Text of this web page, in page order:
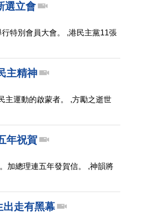
選立會
特別會員大會。 ,港民主黨11張
主精神
主運動的啟蒙者。 ,方勵之逝世
年祝賀
加總理連五年發賀信。 ,神韻將
出走有黑幕